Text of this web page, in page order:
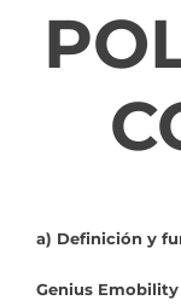
a) Definición y
Genius